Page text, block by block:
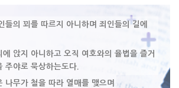
들의 꾀를 따르지 아니하며 죄인들의 길에
앉지 아니하고 오직 여호와의 율법을 즐거
주야로 묵상하는도다.
나무가 철을 따라 열매를 맺으며